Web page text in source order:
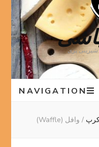
پزی
NAVIGATION
/ وافل (Waffle)